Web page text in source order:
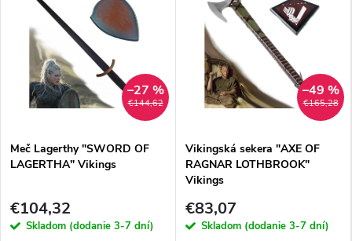
€144,62
–27 %
Meč Lagerthy "SWORD OF
LAGERTHA" Vikings
€104,32
Skladom (dodanie 3-7 dní)
€165,28
–49 %
Vikingská sekera "AXE OF
RAGNAR LOTHBROOK"
Vikings
€83,07
Skladom (dodanie 3-7 dní)